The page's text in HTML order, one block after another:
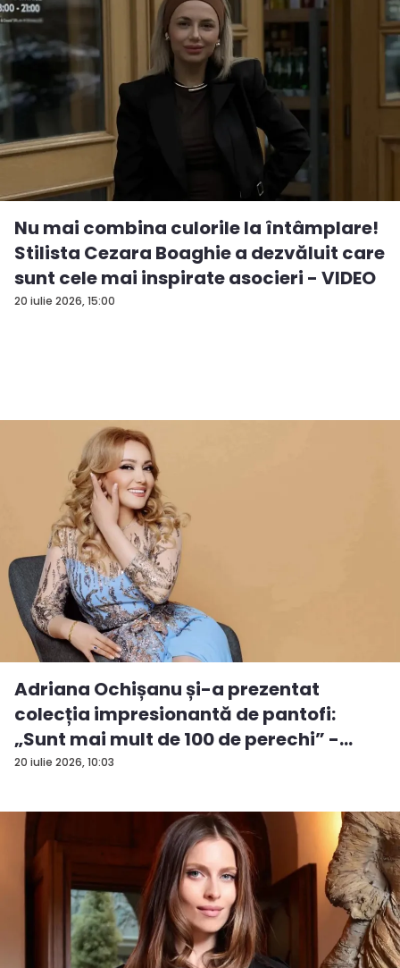
20 iulie 2026, 15:00
Nu mai combina culorile la întâmplare!
Stilista Cezara Boaghie a dezvăluit care
sunt cele mai inspirate asocieri - VIDEO
20 iulie 2026, 10:03
Adriana Ochișanu și-a prezentat
colecția impresionantă de pantofi:
„Sunt mai mult de 100 de perechi” -
VID...